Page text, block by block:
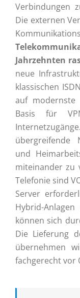
Verbindungen
Die externen
Jahrzehnten
neue
klassischen
auf modernste
Basis für
übergreifende
und
miteinander zu
Telefonie sind
Server
Hybrid-
können sich
Die Lieferung
übernehmen
fachgerecht vor